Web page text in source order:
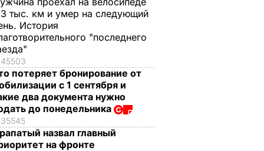
тыс. км и умер на следующий
История
"последнего
45503
потеряет бронирование от
с 1 сентября и
два документа нужно
до понедельника
35545
назвал главный
на фронте